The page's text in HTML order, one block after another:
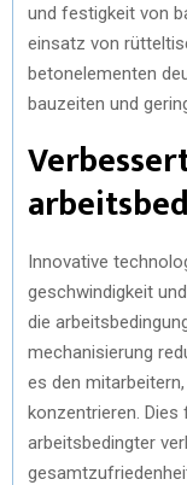
und festigkeit von
einsatz von
betonelementen
bauzeiten und
Innovative
geschwindigkeit
die
mechanisierung
es den
konzentrieren.
arbeitsbedingter